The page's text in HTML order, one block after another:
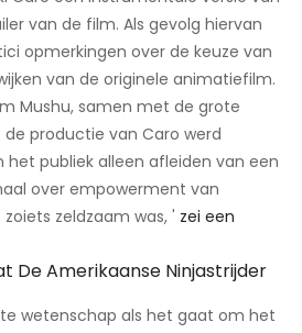
van de film. Als gevolg hiervan
opmerkingen over de keuze van
van de originele animatiefilm.
Mushu, samen met de grote
productie van Caro werd
het publiek alleen afleiden van een
over empowerment van
zeldzaam was, ' zei een
De Amerikaanse Ninjastrijder
wetenschap als het gaat om het